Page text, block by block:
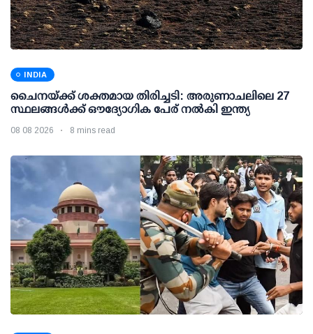
INDIA
ചൈനയ്ക്ക് ശക്തമായ തിരിച്ചടി: അരുണാചലിലെ 27
സ്ഥലങ്ങള്‍ക്ക് ഔദ്യോഗിക പേര് നല്‍കി ഇന്ത്യ
08 08 2026 8 mins read